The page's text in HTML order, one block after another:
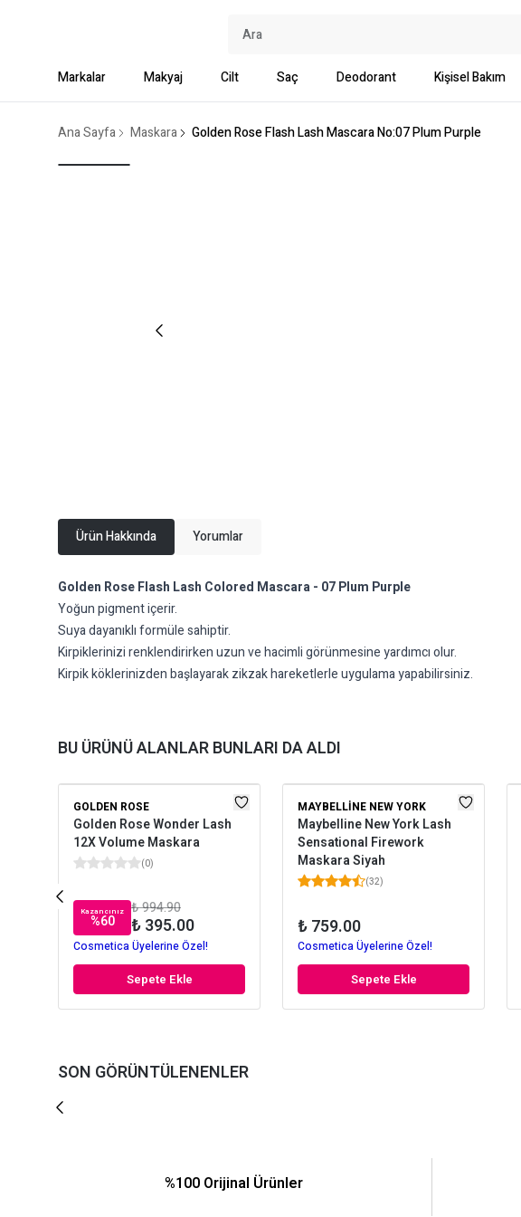
Markalar Makyaj Cilt Saç Deodorant Kişisel Bakım
Ana Sayfa Maskara Golden Rose Flash Lash Mascara No:07 Plum Purple
Ürün Hakkında Yorumlar
Golden Rose Flash Lash Colored Mascara - 07 Plum Purple
Yoğun pigment içerir.
Suya dayanıklı formüle sahiptir.
Kirpiklerinizi renklendirirken uzun ve hacimli görünmesine yardımcı olur.
Kirpik köklerinizden başlayarak zikzak hareketlerle uygulama yapabilirsiniz.
BU ÜRÜNÜ ALANLAR BUNLARI DA ALDI
GOLDEN ROSE
Golden Rose Wonder Lash
12X Volume Maskara
(0)
Kazancınız
%60
₺ 994.90
₺ 395.00
Cosmetica Üyelerine Özel!
Sepete Ekle
MAYBELLINE NEW YORK
Maybelline New York Lash
Sensational Firework
Maskara Siyah
(32)
₺ 759.00
Cosmetica Üyelerine Özel!
Sepete Ekle
SON GÖRÜNTÜLENENLER
%100 Orijinal Ürünler